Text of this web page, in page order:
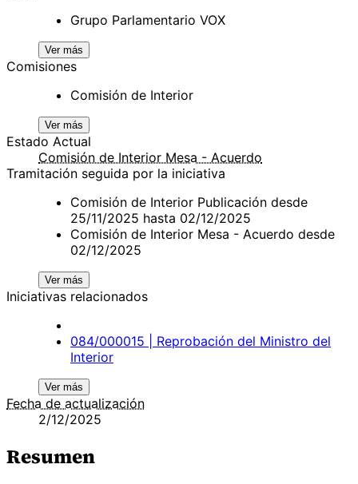
Grupo Parlamentario VOX
Ver más
Comisiones
Comisión de Interior
Ver más
Estado Actual
Comisión de Interior Mesa - Acuerdo
Tramitación seguida por la iniciativa
Comisión de Interior Publicación desde
25/11/2025 hasta 02/12/2025
Comisión de Interior Mesa - Acuerdo desde
02/12/2025
Ver más
Iniciativas relacionados
084/000015 | Reprobación del Ministro del
Interior
Ver más
Fecha de actualización
2/12/2025
Resumen